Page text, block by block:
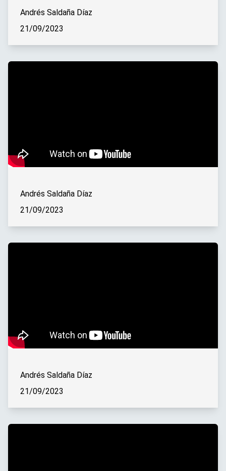
Andrés Saldaña Díaz
21/09/2023
Andrés Saldaña Díaz
21/09/2023
Andrés Saldaña Díaz
21/09/2023